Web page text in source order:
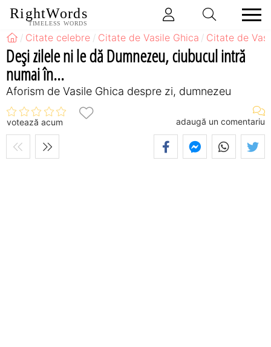
RightWords
TIMELESS WORDS
Citate celebre Citate de Vasile Ghica Citate de
Deşi zilele ni le dă Dumnezeu, ciubucul intră
numai în...
Aforism de Vasile Ghica despre zi, dumnezeu
votează acum adaugă un comentariu